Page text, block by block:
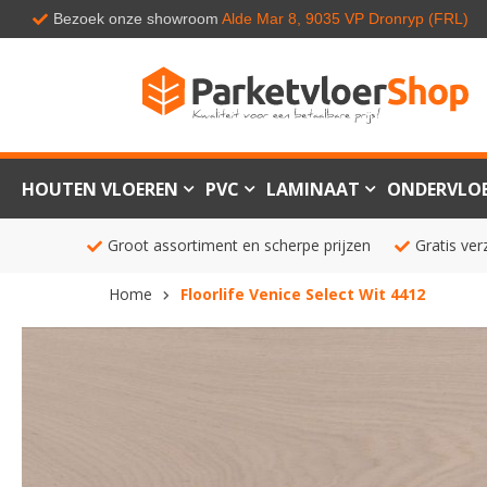
Bezoek onze showroom Alde Mar 8, 9035 VP Dronryp (FRL)
HOUTEN VLOEREN PVC LAMINAAT
Groot assortiment en scherpe prijzen Gratis
Home Floorlife Venice Select Wit 4412